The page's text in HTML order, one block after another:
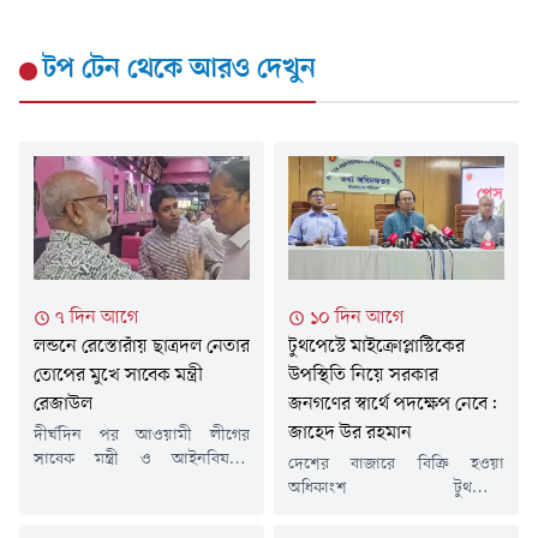
টপ টেনথেকে আরও দেখুন
৭ দিন আগে
লন্ডনে রেস্তোরাঁয় ছাত্রদল নেতার
তোপের মুখে সাবেক মন্ত্রী
রেজাউল
দীর্ঘদিন পর আওয়ামী লীগের
সাবেক মন্ত্রী ও আইনবিষয়ক
১০ দিন আগে
টুথপেস্টে মাইক্রোপ্লাস্টিকের
উপস্থিতি নিয়ে সরকার
জনগণের স্বার্থে পদক্ষেপ নেবে:
জাহেদ উর রহমান
দেশের বাজারে বিক্রি হওয়া
অধিকাংশ টুথপেস্টে